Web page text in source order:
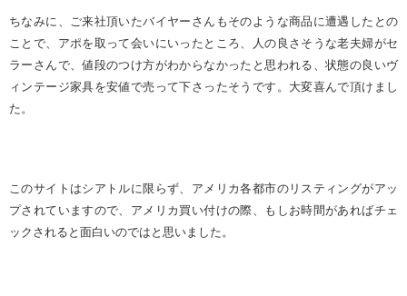
ちなみに、ご来社頂いたバイヤーさんもそのような商品に遭遇したとの
ことで、アポを取って会いにいったところ、人の良さそうな老夫婦がセ
ラーさんで、値段のつけ方がわからなかったと思われる、状態の良いヴ
ィンテージ家具を安値で売って下さったそうです。大変喜んで頂けまし
た。
このサイトはシアトルに限らず、アメリカ各都市のリスティングがアッ
プされていますので、アメリカ買い付けの際、もしお時間があればチェ
ックされると面白いのではと思いました。